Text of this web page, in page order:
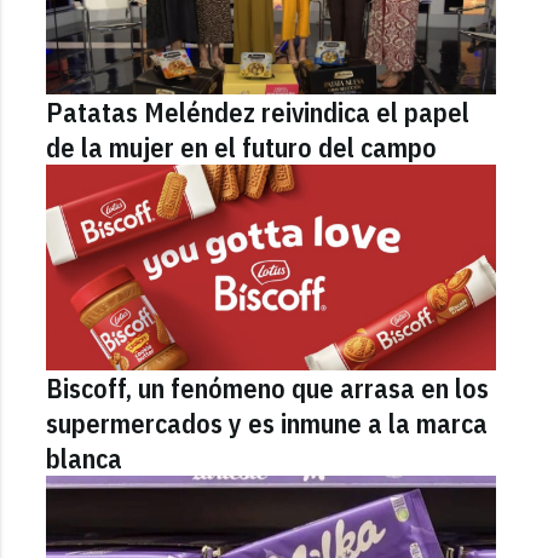
Patatas Meléndez reivindica el papel
de la mujer en el futuro del campo
Biscoff, un fenómeno que arrasa en los
supermercados y es inmune a la marca
blanca